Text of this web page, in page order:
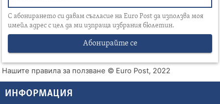
С абонирането си давам съгласие на Euro Post да използва моя
имейл адрес с цел да ми изпраща избрания бюлетин.
Абонирайте се
Нашите правила за ползване © Euro Post, 2022
ИНФОРМАЦИЯ